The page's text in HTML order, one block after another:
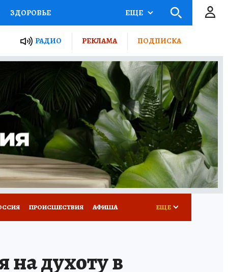
ЗДОРОВЬЕ
РОССИИ
ПУТЕВОДИТЕЛЬ
ТУРИЗМ
ПОТРЕБИТЕЛЯ ВСЕ О КП
ЕЩЕ
РАДИО РЕКЛАМА ПОДПИСКА
ПРОИСШЕСТВИЯ АФИША ЕЩЕ
на духоту в